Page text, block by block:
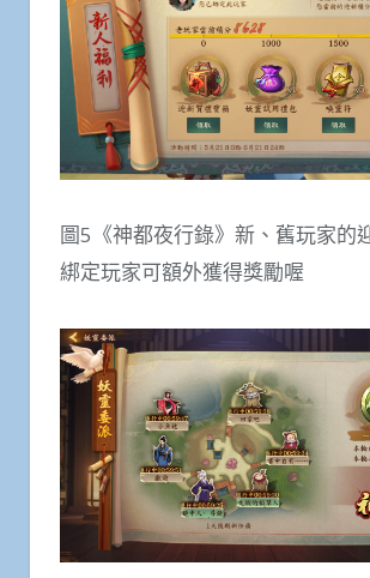
圖5《神都夜行錄》新、舊玩家的
綁定玩家可額外獲得獎勵喔